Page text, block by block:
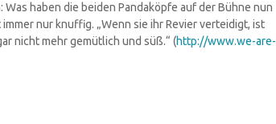
haben die beiden Pandaköpfe auf der Bühne nun
nur knuffig. „Wenn sie ihr Revier verteidigt, ist
nicht mehr gemütlich und süß.“ (http://www.we-are-